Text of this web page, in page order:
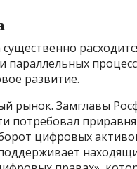
развитие.
рынок. Замглавы
потребовал
цифровых